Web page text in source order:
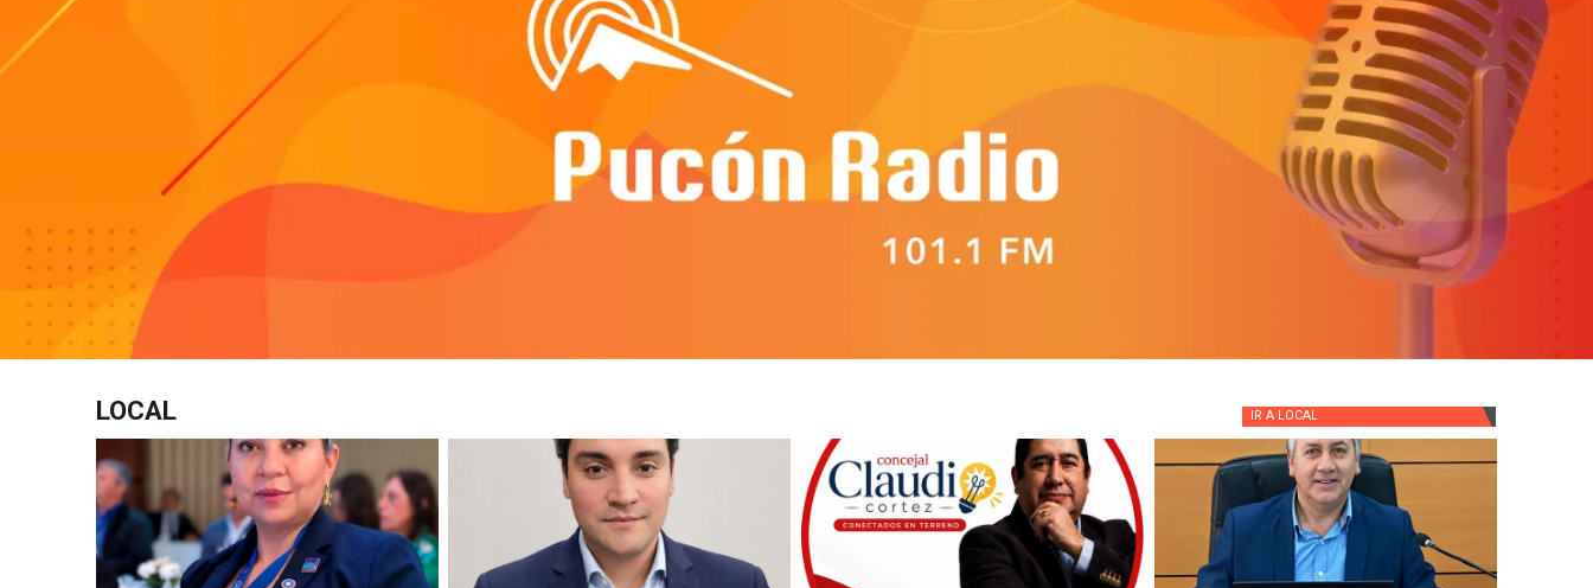
LOCAL IR A LOCAL